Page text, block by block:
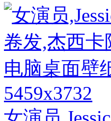
5459x3732